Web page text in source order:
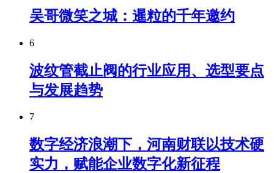
吴哥微笑之城：暹粒的千年邀约
6
波纹管截止阀的行业应用、选型要点
与发展趋势
7
数字经济浪潮下，河南财联以技术硬
实力，赋能企业数字化新征程